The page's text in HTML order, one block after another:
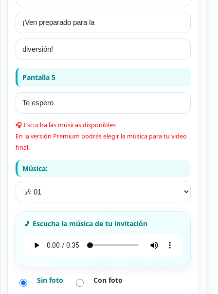
Pantalla 5
🎧 Escucha las músicas disponibles
En la versión Premium podrás elegir la música para tu video
final.
Música:
Sin foto Con foto